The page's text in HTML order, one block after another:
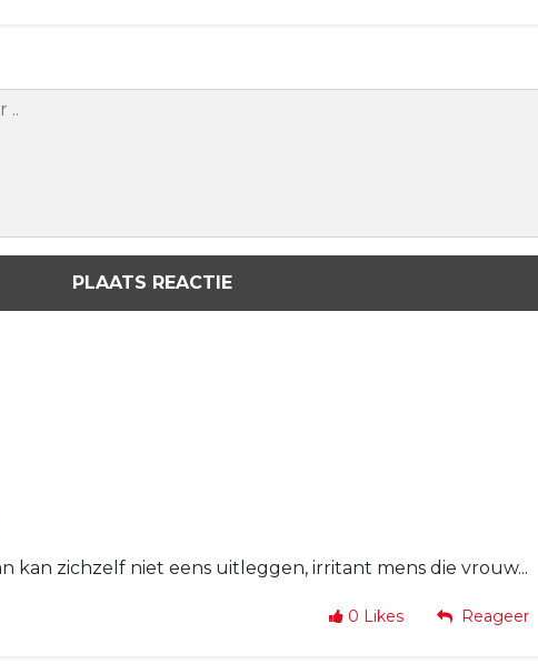
PLAATS REACTIE
kan zichzelf niet eens uitleggen, irritant mens die vrouw...
0 Likes Reageer